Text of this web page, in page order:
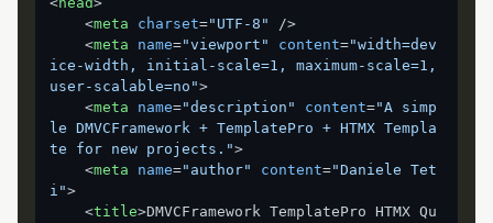
<meta charset="UTF-8"
/>
<meta name="viewport" content="width=dev
ice-width, initial-scale=1, maximum-scale=1,
user-scalable=no">
<meta name="description" content="A simp
le DMVCFramework + TemplatePro + HTMX Templa
te for new projects.">
<meta name="author" content="Daniele Tet
i">
<title>DMVCFramework TemplatePro HTMX Qu